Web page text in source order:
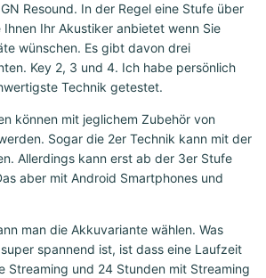
Resound. In der Regel eine Stufe über
Ihr Akustiker anbietet wenn Sie
wünschen. Es gibt davon drei
Key 2, 3 und 4. Ich habe persönlich
Technik getestet.
können mit jeglichem Zubehör von
Sogar die 2er Technik kann mit der
Allerdings kann erst ab der 3er Stufe
aber mit Android Smartphones und
man die Akkuvariante wählen. Was
spannend ist, ist dass eine Laufzeit
Streaming und 24 Stunden mit Streaming